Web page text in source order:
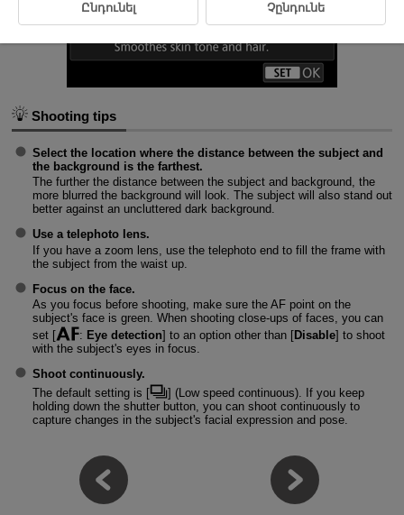
Shooting tips
Select the location where the distance between the subject and
the background is the farthest.
The further the distance between the subject and background, the
more blurred the background will look. The subject will also stand out
better against an uncluttered dark background.
Use a telephoto lens.
If you have a zoom lens, use the telephoto end to fill the frame with
the subject from the waist up.
Focus on the face.
As you focus before shooting, make sure the AF point on the
subject's face is green. When shooting close-ups of faces, you can
set [
: Eye detection] to an option other than [Disable] to shoot
with the subject's eyes in focus.
Shoot continuously.
The default setting is [
] (Low speed continuous). If you keep
holding down the shutter button, you can shoot continuously to
capture changes in the subject's facial expression and pose.
Ընդունել Չընդունե